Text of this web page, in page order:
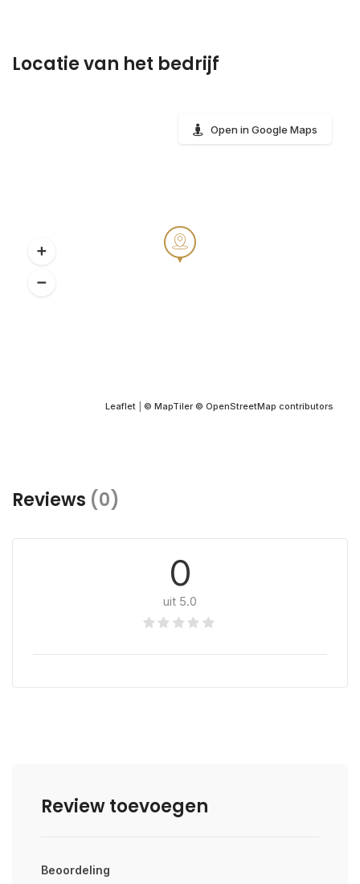
Locatie van het bedrijf
Leaflet © MapTiler © OpenStreetMap contributors
Open in Google Maps
Reviews (0)
0
uit 5.0
Review toevoegen
Beoordeling